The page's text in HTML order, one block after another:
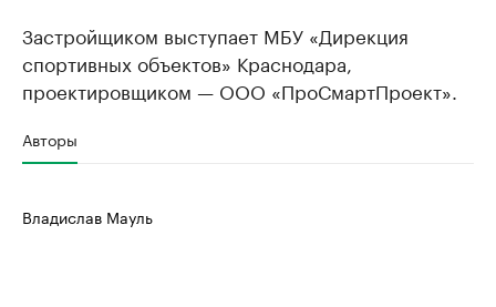
Застройщиком выступает МБУ «Дирекция
спортивных объектов» Краснодара,
проектировщиком — ООО «ПроСмартПроект».
Авторы
Владислав Мауль